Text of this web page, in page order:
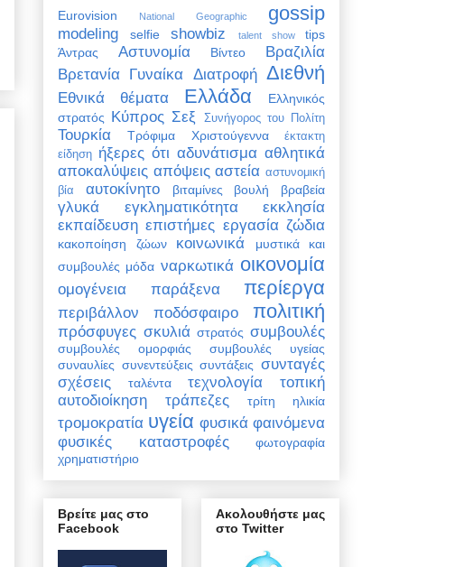
Eurovision National Geographic gossip
modeling selfie showbiz talent show
tips
Άντρας
Αστυνομία Βίντεο
Βραζιλία
Βρετανία Γυναίκα Διατροφή Διεθνή
Εθνικά θέματα Ελλάδα
Ελληνικός
στρατός Κύπρος Σεξ Συνήγορος του Πολίτη
Τουρκία Τρόφιμα Χριστούγεννα
έκτακτη
είδηση ήξερες ότι αδυνάτισμα αθλητικά
αποκαλύψεις απόψεις αστεία αστυνομική
βία
αυτοκίνητο βιταμίνες βουλή βραβεία
γλυκά εγκληματικότητα
εκκλησία
εκπαίδευση επιστήμες εργασία ζώδια
κακοποίηση ζώων κοινωνικά
μυστικά και
συμβουλές μόδα ναρκωτικά οικονομία
ομογένεια παράξενα περίεργα
περιβάλλον ποδόσφαιρο πολιτική
πρόσφυγες σκυλιά στρατός συμβουλές
συμβουλές ομορφιάς
συμβουλές υγείας
συναυλίες συνεντεύξεις συντάξεις συνταγές
σχέσεις
ταλέντα τεχνολογία
τοπική
αυτοδιοίκηση
τράπεζες τρίτη ηλικία
τρομοκρατία υγεία φυσικά φαινόμενα
φυσικές καταστροφές
φωτογραφία
χρηματιστήριο
Βρείτε μας στο
Facebook
Ακολουθήστε μας
στο Twitter